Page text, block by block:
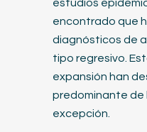
estudios
encontrado que
diagnósticos de
tipo regresivo.
expansión han
predominante de
excepción.